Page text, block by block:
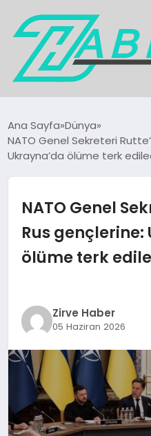
GÜNDEM
EĞITIM
SAĞLIK
SPOR
TEKNOLOJI
Ana Sayfa Dünya
NATO Genel Sekreteri
Ukrayna’da ölüme terk
NATO Genel
Rus gençlerine:
ölüme terk
Zirve Haber
05 Haziran 2026